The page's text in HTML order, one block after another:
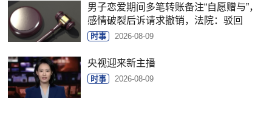
男子恋爱期间多笔转账备注“自愿赠与”，
感情破裂后诉请求撤销，法院：驳回
时事 2026-08-09
央视迎来新主播
时事 2026-08-09